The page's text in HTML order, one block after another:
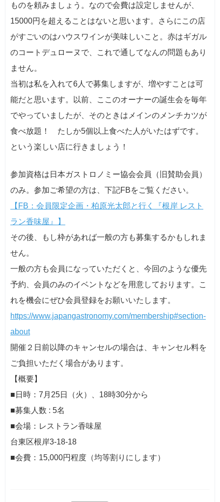
ものを頼みましょう。なので会費は設定しませんが、
15000円を超えることはないと思います。さらにこの店
がすごいのはハウスワインが美味しいこと。赤はギガル
のコートデュローヌで、これで通してなんの問題もあり
ません。
当初は私を入れて6人で募集しますが、増やすことは可
能だと思います。以前、ここのオーナーの誕生会を毎年
でやっていましたが、そのときはメインのメンチカツが
食べ放題！ たしか5個以上食べた人がいたはずです。
という楽しい店に行きましょう！
参加資格は日本ガストロノミー協会会員（旧賛助会員）
のみ。参加ご希望の方は、下記FBをご覧ください。
【FB：会員限定企画・柏原光太郎と行く『根岸 レスト
ラン香味屋』】
その後、もし枠があれば一般の方も募集するかもしれま
せん。
一般の方も会員になっていただくと、今回のような優先
予約、会員のみのイベントなどを用意しております。こ
れを機会にぜひ会員登録をお願いいたします。
https://www.japangastronomy.com/membership#section-
about
開催２日前以降のキャンセルの場合は、キャンセル料を
ご負担いただく場合があります。
【概要】
■日時：7月25日（火）、18時30分から
■募集人数 : 5名
■会場：レストラン香味屋
台東区根岸3-18-18
■会費：15,000円程度（均等割りにします）